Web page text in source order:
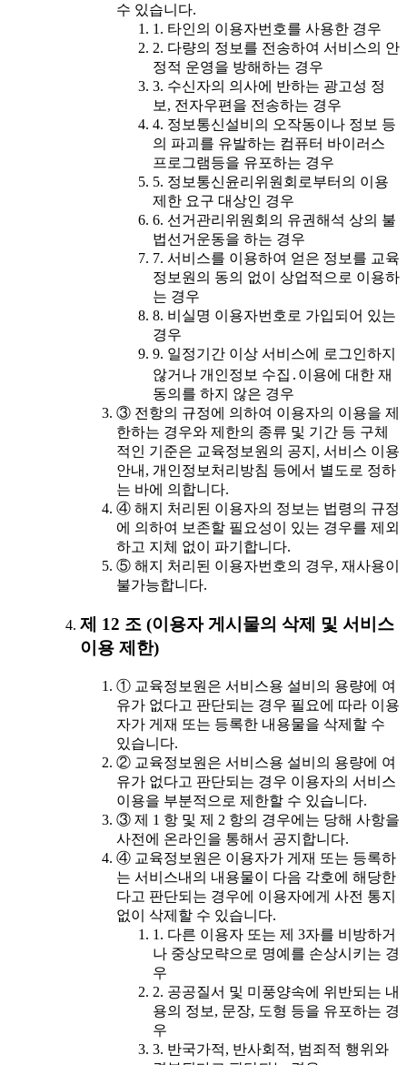
수 있습니다.
1. 타인의 이용자번호를 사용한 경우
2. 다량의 정보를 전송하여 서비스의 안
정적 운영을 방해하는 경우
3. 수신자의 의사에 반하는 광고성 정
보, 전자우편을 전송하는 경우
4. 정보통신설비의 오작동이나 정보 등
의 파괴를 유발하는 컴퓨터 바이러스
프로그램등을 유포하는 경우
5. 정보통신윤리위원회로부터의 이용
제한 요구 대상인 경우
6. 선거관리위원회의 유권해석 상의 불
법선거운동을 하는 경우
7. 서비스를 이용하여 얻은 정보를 교육
정보원의 동의 없이 상업적으로 이용하
는 경우
8. 비실명 이용자번호로 가입되어 있는
경우
9. 일정기간 이상 서비스에 로그인하지
않거나 개인정보 수집․이용에 대한 재
동의를 하지 않은 경우
③ 전항의 규정에 의하여 이용자의 이용을 제
한하는 경우와 제한의 종류 및 기간 등 구체
적인 기준은 교육정보원의 공지, 서비스 이용
안내, 개인정보처리방침 등에서 별도로 정하
는 바에 의합니다.
④ 해지 처리된 이용자의 정보는 법령의 규정
에 의하여 보존할 필요성이 있는 경우를 제외
하고 지체 없이 파기합니다.
⑤ 해지 처리된 이용자번호의 경우, 재사용이
불가능합니다.
제 12 조 (이용자 게시물의 삭제 및 서비스
이용 제한)
① 교육정보원은 서비스용 설비의 용량에 여
유가 없다고 판단되는 경우 필요에 따라 이용
자가 게재 또는 등록한 내용물을 삭제할 수
있습니다.
② 교육정보원은 서비스용 설비의 용량에 여
유가 없다고 판단되는 경우 이용자의 서비스
이용을 부분적으로 제한할 수 있습니다.
③ 제 1 항 및 제 2 항의 경우에는 당해 사항을
사전에 온라인을 통해서 공지합니다.
④ 교육정보원은 이용자가 게재 또는 등록하
는 서비스내의 내용물이 다음 각호에 해당한
다고 판단되는 경우에 이용자에게 사전 통지
없이 삭제할 수 있습니다.
1. 다른 이용자 또는 제 3자를 비방하거
나 중상모략으로 명예를 손상시키는 경
우
2. 공공질서 및 미풍양속에 위반되는 내
용의 정보, 문장, 도형 등을 유포하는 경
우
3. 반국가적, 반사회적, 범죄적 행위와